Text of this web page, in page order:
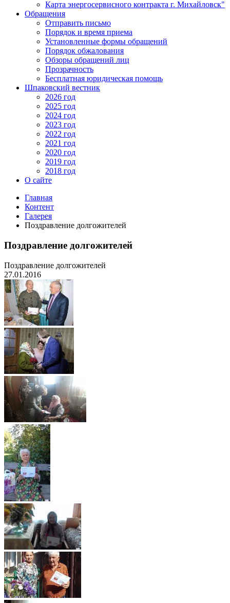
Карта энергосервисного контракта г. Михайловск"
Обращения
Отправить письмо
Порядок и время приема
Установленные формы обращений
Порядок обжалования
Обзоры обращений лиц
Прозрачность
Бесплатная юридическая помощь
Шпаковский вестник
2026 год
2025 год
2024 год
2023 год
2022 год
2021 год
2020 год
2019 год
2018 год
О сайте
Главная
Контент
Галерея
Поздравление долгожителей
Поздравление долгожителей
Поздравление долгожителей
27.01.2016